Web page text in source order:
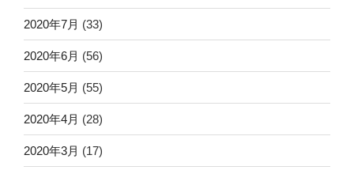
2020年7月 (33)
2020年6月 (56)
2020年5月 (55)
2020年4月 (28)
2020年3月 (17)